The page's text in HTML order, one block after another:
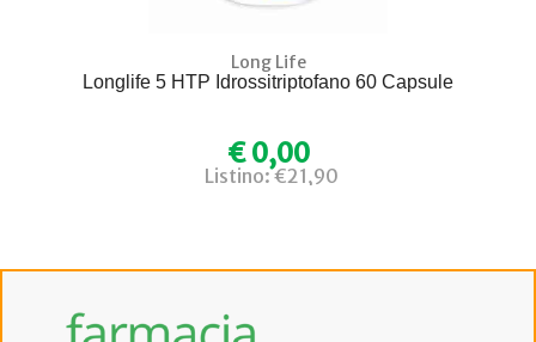
Long Life
Longlife 5 HTP Idrossitriptofano 60 Capsule
€ 0,00
Listino: €21,90